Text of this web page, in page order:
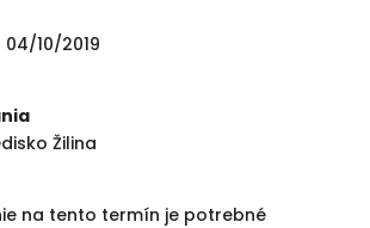
10/2019
Žilina
na tento termín je potrebné